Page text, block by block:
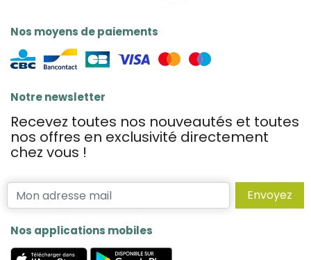
Nos moyens de paiements
Notre newsletter
Recevez toutes nos nouveautés et toutes
nos offres en exclusivité directement
chez vous !
Envoyez
Nos applications mobiles